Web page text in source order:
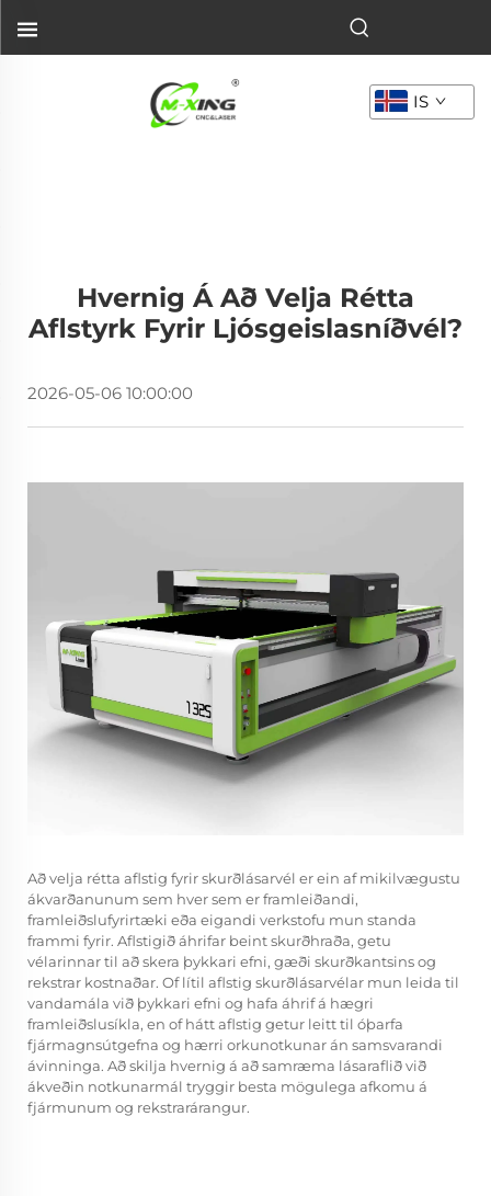
IS
Hvernig Á Að Velja Rétta
Aflstyrk Fyrir Ljósgeislasníðvél?
2026-05-06 10:00:00
Að velja rétta aflstig fyrir skurðlásarvél er ein af mikilvægustu
ákvarðanunum sem hver sem er framleiðandi,
framleiðslufyrirtæki eða eigandi verkstofu mun standa
frammi fyrir. Aflstigið áhrifar beint skurðhraða, getu
vélarinnar til að skera þykkari efni, gæði skurðkantsins og
rekstrar kostnaðar. Of lítil aflstig skurðlásarvélar mun leida til
vandamála við þykkari efni og hafa áhrif á hægri
framleiðslusíkla, en of hátt aflstig getur leitt til óþarfa
fjármagnsútgefna og hærri orkunotkunar án samsvarandi
ávinninga. Að skilja hvernig á að samræma lásaraflið við
ákveðin notkunarmál tryggir besta mögulega afkomu á
fjármunum og rekstrarárangur.